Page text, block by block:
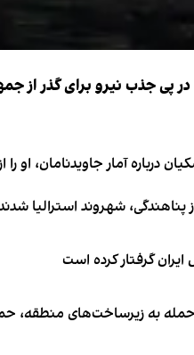
در پی جذب نیرو برای گذر
درباره آمار جاویدنامان، او را
گرفتار کرده است
حمله به زیرساخت‌های منطقه،